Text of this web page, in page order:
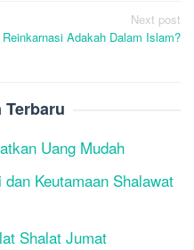
Next post
Reinkarnasi Adakah Dalam Islam?
Uang Mudah
Keutamaan Shalawat
Shalat Jumat